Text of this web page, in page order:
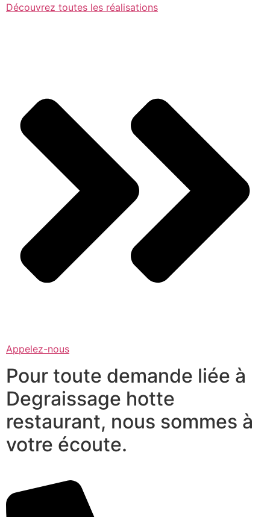
Découvrez toutes les réalisations
Appelez-nous
Pour toute demande liée à
Degraissage hotte
restaurant, nous sommes à
votre écoute.